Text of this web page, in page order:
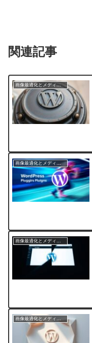
関連記事
画像最適化とメディア管理
画像最適化とメディア管理
画像最適化とメディア管理